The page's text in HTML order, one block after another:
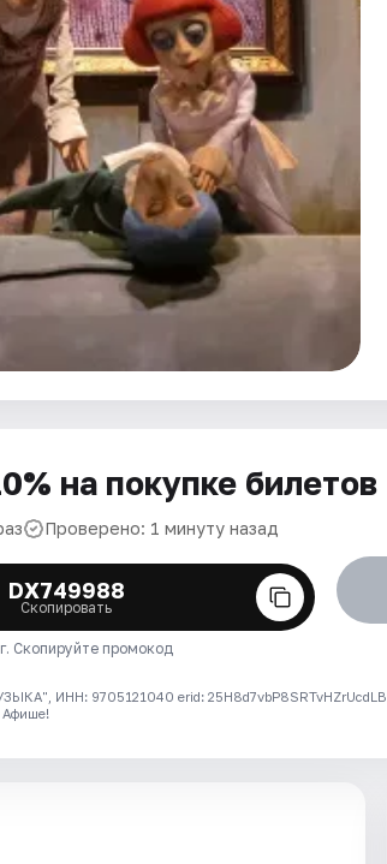
на покупке билетов
Проверено: 1 минуту назад
DX749988
Скопировать
Скопируйте промокод
ИНН: 9705121040 erid: 25H8d7vbP8SRTvHZrUcdLB
Афише!